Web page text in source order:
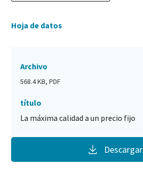
Hoja de datos
Archivo
568.4 KB, PDF
título
La máxima calidad a un precio fijo
Descargar